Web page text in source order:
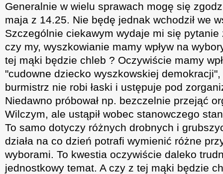
Generalnie w wielu sprawach mogę się
maja z 14.25. Nie będę jednak wchodził we
Szczególnie ciekawym wydaje mi się
czy my, wyszkowianie mamy wpływ na
tej mąki będzie chleb ? Oczywiście mamy
"cudowne dziecko wyszkowskiej
burmistrz nie robi łaski i ustępuje pod
Niedawno próbował np. bezczelnie przejąć
Wilczym, ale ustąpił wobec stanowczego
To samo dotyczy różnych drobnych i
działa na co dzień potrafi wymienić różne
wyborami. To kwestia oczywiście daleko
jednostkowy temat. A czy z tej mąki będzie